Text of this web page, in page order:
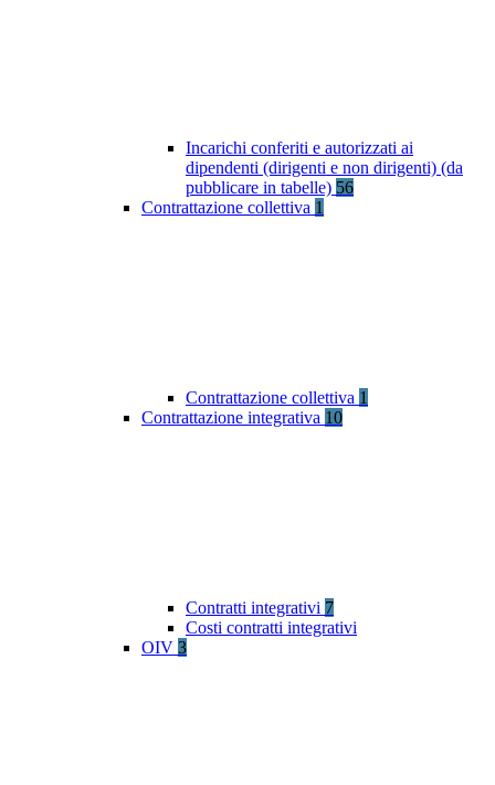
Incarichi conferiti e autorizzati ai
dipendenti (dirigenti e non dirigenti) (da
pubblicare in tabelle) 56
Contrattazione collettiva 1
Contrattazione collettiva 1
Contrattazione integrativa 10
Contratti integrativi 7
Costi contratti integrativi
OIV 3